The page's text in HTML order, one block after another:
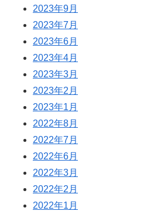
2023年9月
2023年7月
2023年6月
2023年4月
2023年3月
2023年2月
2023年1月
2022年8月
2022年7月
2022年6月
2022年3月
2022年2月
2022年1月